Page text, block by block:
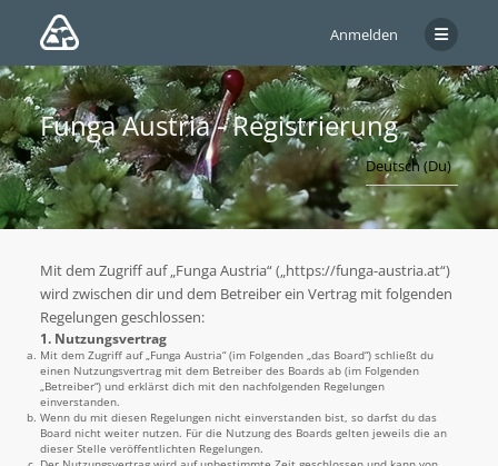
Anmelden
Funga Austria - Registrierung
Mit dem Zugriff auf „Funga Austria“ („https://funga-austria.at“)
wird zwischen dir und dem Betreiber ein Vertrag mit folgenden
Regelungen geschlossen:
1. Nutzungsvertrag
Mit dem Zugriff auf „Funga Austria“ (im Folgenden „das Board“) schließt du
einen Nutzungsvertrag mit dem Betreiber des Boards ab (im Folgenden
„Betreiber“) und erklärst dich mit den nachfolgenden Regelungen
einverstanden.
Wenn du mit diesen Regelungen nicht einverstanden bist, so darfst du das
Board nicht weiter nutzen. Für die Nutzung des Boards gelten jeweils die an
dieser Stelle veröffentlichten Regelungen.